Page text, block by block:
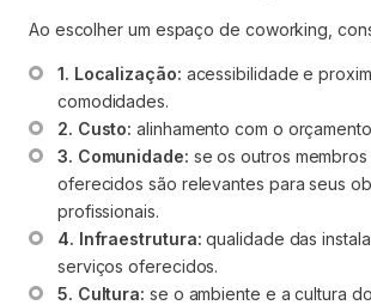
Ao escolher um espaço de coworking,
1. Localização: acessibilidade e
comodidades.
2. Custo: alinhamento com o
3. Comunidade: se os outros
oferecidos são relevantes para seus
profissionais.
4. Infraestrutura: qualidade das
serviços oferecidos.
5. Cultura: se o ambiente e a cultura